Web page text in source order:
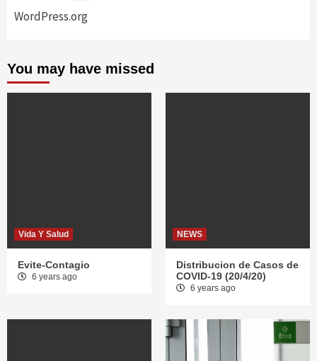
WordPress.org
You may have missed
Vida Y Salud
Evite-Contagio
6 years ago
NEWS
Distribucion de Casos de
COVID-19 (20/4/20)
6 years ago